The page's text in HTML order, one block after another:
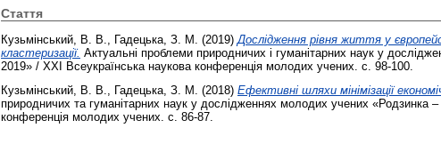
Стаття
Кузьмінський, В. В. Гадецька, З. М. (2019) Дослідження рівня життя у
кластеризації. Актуальні проблеми природничих і гуманітарних наук у
2019» / XXI Всеукраїнська наукова конференція молодих учених. с. 98-100.
Кузьмінський, В. В., Гадецька, З. М. (2018) Ефективні шляхи мінімізації
природничих та гуманітарних наук у дослідженнях молодих учених «Родзинка
конференція молодих учених. с. 86-87.